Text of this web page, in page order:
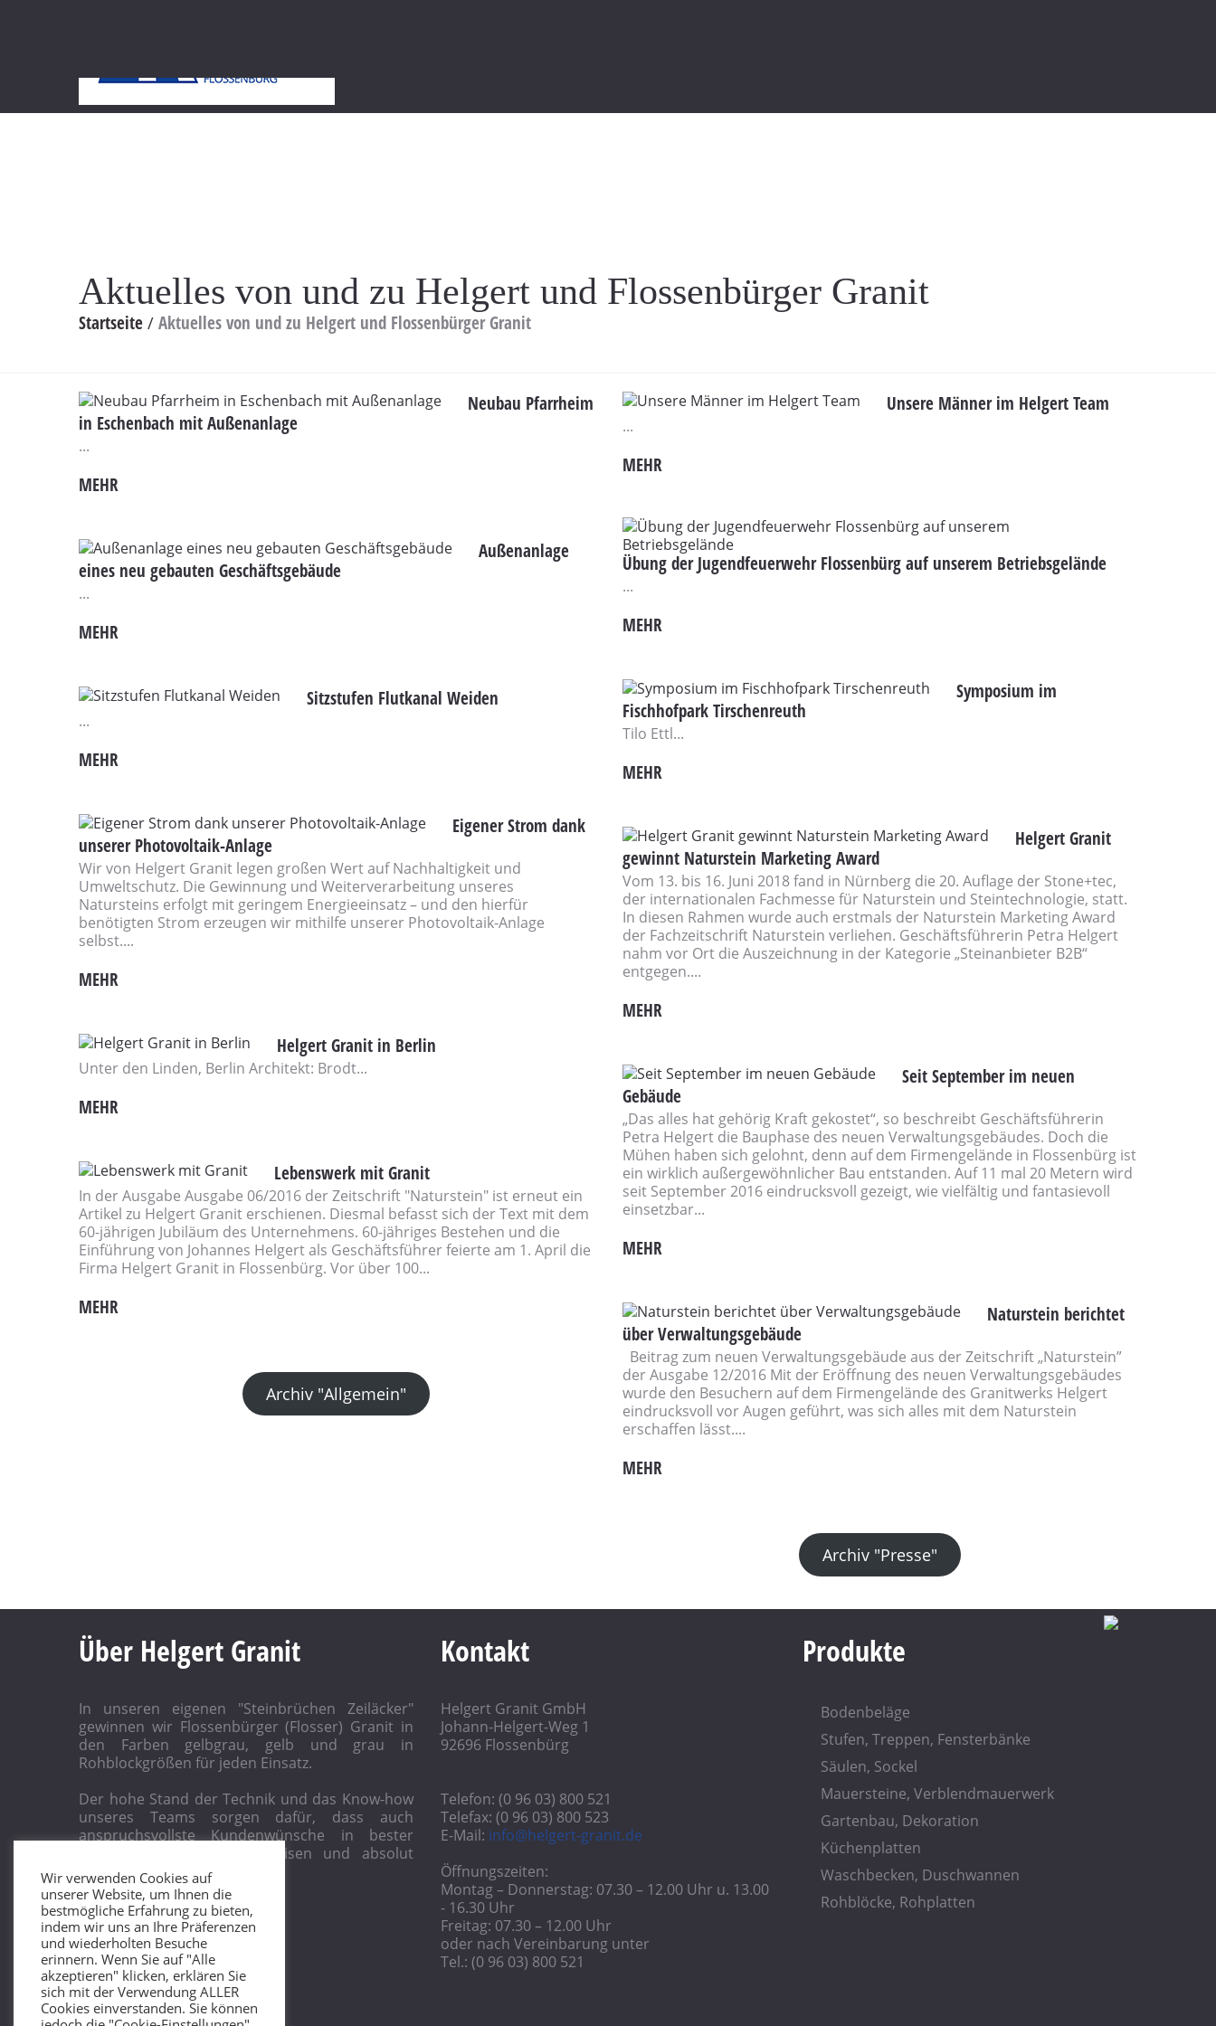
Aktuelles von und zu Helgert und Flossenbürger Granit
Startseite Aktuelles von und zu Helgert und Flossenbürger Granit
Neubau Pfarrheim
in Eschenbach mit Außenanlage
...
MEHR
Außenanlage
eines neu gebauten Geschäftsgebäude
...
MEHR
Sitzstufen Flutkanal Weiden
...
MEHR
Eigener Strom dank
unserer Photovoltaik-Anlage
Wir von Helgert Granit legen großen Wert auf Nachhaltigkeit und
Umweltschutz. Die Gewinnung und Weiterverarbeitung unseres
Natursteins erfolgt mit geringem Energieeinsatz – und den hierfür
benötigten Strom erzeugen wir mithilfe unserer Photovoltaik-Anlage
selbst....
MEHR
Helgert Granit in Berlin
Unter den Linden, Berlin Architekt: Brodt...
MEHR
Lebenswerk mit Granit
In der Ausgabe Ausgabe 06/2016 der Zeitschrift "Naturstein" ist erneut ein
Artikel zu Helgert Granit erschienen. Diesmal befasst sich der Text mit dem
60-jährigen Jubiläum des Unternehmens. 60-jähriges Bestehen und die
Einführung von Johannes Helgert als Geschäftsführer feierte am 1. April die
Firma Helgert Granit in Flossen­bürg. Vor über 100...
MEHR
Archiv "Allgemein"
Unsere Männer im Helgert Team
...
MEHR
Übung der Jugendfeuerwehr Flossenbürg auf unserem Betriebsgelände
...
MEHR
Symposium im
Fischhofpark Tirschenreuth
Tilo Ettl...
MEHR
Helgert Granit
gewinnt Naturstein Marketing Award
Vom 13. bis 16. Juni 2018 fand in Nürnberg die 20. Auflage der Stone+tec,
der internationalen Fachmesse für Naturstein und Steintechnologie, statt.
In diesen Rahmen wurde auch erstmals der Naturstein Marketing Award
der Fachzeitschrift Naturstein verliehen. Geschäftsführerin Petra Helgert
nahm vor Ort die Auszeichnung in der Kategorie „Steinanbieter B2B“
entgegen....
MEHR
Seit September im neuen
Gebäude
„Das alles hat gehörig Kraft gekostet“, so beschreibt Geschäftsführerin
Petra Helgert die Bauphase des neuen Verwaltungsgebäudes. Doch die
Mühen haben sich gelohnt, denn auf dem Firmengelände in Flossenbürg ist
ein wirklich außergewöhnlicher Bau entstanden. Auf 11 mal 20 Metern wird
seit September 2016 eindrucksvoll gezeigt, wie vielfältig und fantasievoll
einsetzbar...
MEHR
Naturstein berichtet
über Verwaltungsgebäude
Beitrag zum neuen Verwaltungsgebäude aus der Zeitschrift „Naturstein”
der Ausgabe 12/2016 Mit der Eröffnung des neuen Verwaltungsgebäudes
wurde den Besuchern auf dem Firmengelände des Granitwerks Helgert
eindrucksvoll vor Augen geführt, was sich alles mit dem Naturstein
erschaffen lässt....
MEHR
Archiv "Presse"
Über Helgert Granit
In unseren eigenen "Steinbrüchen Zeiläcker"
gewinnen wir Flossenbürger (Flosser) Granit in
den Farben gelbgrau, gelb und grau in
Rohblockgrößen für jeden Einsatz.
Der hohe Stand der Technik und das Know-how
unseres Teams sorgen dafür, dass auch
anspruchsvollste Kundenwünsche in bester
Qualität, zu attraktiven Preisen und absolut
termintreu realisiert werden.
Kontakt
Helgert Granit GmbH
Johann-Helgert-Weg 1
92696 Flossenbürg
Telefon: (0 96 03) 800 521
Telefax: (0 96 03) 800 523
E-Mail: info@helgert-granit.de
Öffnungszeiten:
Montag – Donnerstag: 07.30 – 12.00 Uhr u. 13.00
- 16.30 Uhr
Freitag: 07.30 – 12.00 Uhr
oder nach Vereinbarung unter
Tel.: (0 96 03) 800 521
Produkte
Bodenbeläge
Stufen, Treppen, Fensterbänke
Säulen, Sockel
Mauersteine, Verblendmauerwerk
Gartenbau, Dekoration
Küchenplatten
Waschbecken, Duschwannen
Rohblöcke, Rohplatten
Wir verwenden Cookies auf
unserer Website, um Ihnen die
bestmögliche Erfahrung zu bieten,
indem wir uns an Ihre Präferenzen
und wiederholten Besuche
erinnern. Wenn Sie auf "Alle
akzeptieren" klicken, erklären Sie
sich mit der Verwendung ALLER
Cookies einverstanden. Sie können